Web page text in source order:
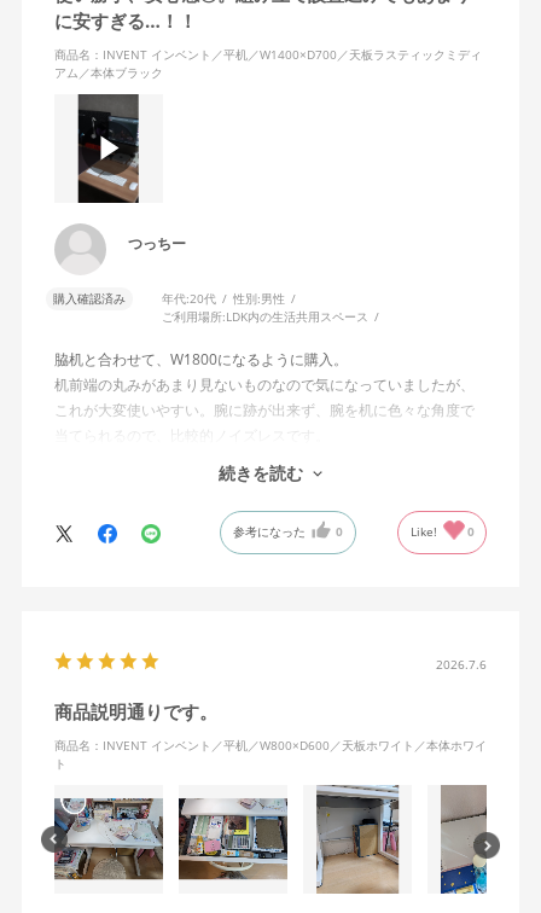
に安すぎる…！！
商品名：INVENT インベント／平机／W1400×D700／天板ラスティックミディ
アム／本体ブラック
つっちー
購入確認済み 年代:20代 性別:男性
ご利用場所:LDK内の生活共用スペース
脇机と合わせて、W1800になるように購入。
机前端の丸みがあまり見ないものなので気になっていましたが、
これが大変使いやすい。腕に跡が出来ず、腕を机に色々な角度で
当てられるので、比較的ノイズレスです。
後端に有効ボードやモニターアームをクランプしていますが、ス
チール天板だけあって机の歪みもありません。ただし、クランプ
できる奥行きが3-4cmしかないので、面全体でクランプはできま
せん。
く丁寧で、凄まじい満足感です。
続きを読む
参考になった 0 Like! 0
2026.7.6
商品説明通りです。
商品名：INVENT インベント／平机／W800×D600／天板ホワイト／本体ホワイ
ト